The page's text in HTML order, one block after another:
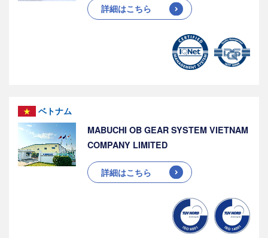
詳細はこちら
ベトナム
MABUCHI OB GEAR SYSTEM VIETNAM
COMPANY LIMITED
詳細はこちら